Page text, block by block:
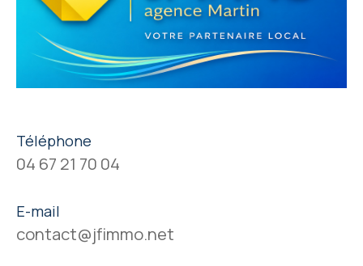
Téléphone
04 67 21 70 04
E-mail
contact@jfimmo.net